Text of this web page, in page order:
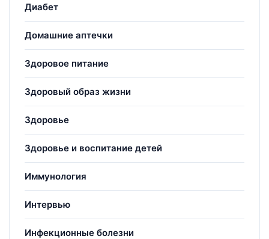
Диабет
Домашние аптечки
Здоровое питание
Здоровый образ жизни
Здоровье
Здоровье и воспитание детей
Иммунология
Интервью
Инфекционные болезни